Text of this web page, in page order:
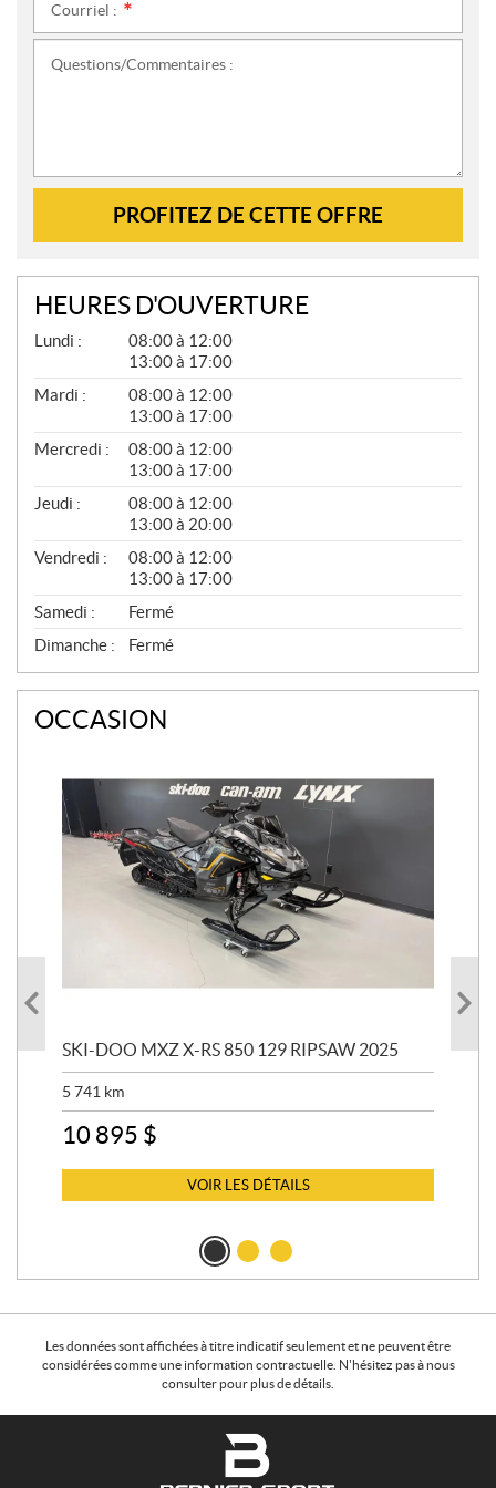
Courriel :
Questions/Commentaires :
PROFITEZ DE CETTE OFFRE
HEURES D'OUVERTURE
G
N
É
L
Lundi :
08:00 à 12:00
13:00 à 17:00
Mardi :
08:00 à 12:00
13:00 à 17:00
Mercredi :
08:00 à 12:00
13:00 à 17:00
Jeudi :
08:00 à 12:00
13:00 à 20:00
Vendredi :
08:00 à 12:00
13:00 à 17:00
Samedi :
Fermé
Dimanche :
Fermé
OCCASION
SKI-DOO MXZ X-RS 850 129 RIPSAW 2025
5 741 km
10 895 $
VOIR LES DÉTAILS
Les données sont affichées à titre indicatif seulement et ne peuvent être
considérées comme une information contractuelle. N'hésitez pas à nous
consulter pour plus de détails.